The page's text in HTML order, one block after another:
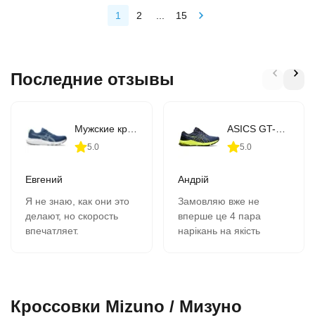
1 2 15
Последние отзывы
5.0
Евгений
Я не знаю, как они это
делают, но скорость
впечатляет.
К качеству никаких
5.0
Андрій
Замовляю вже не
вперше це 4 пара
нарікань на якість
отримав всім
рекомендую.
Кроссовки Mizuno / Мизуно